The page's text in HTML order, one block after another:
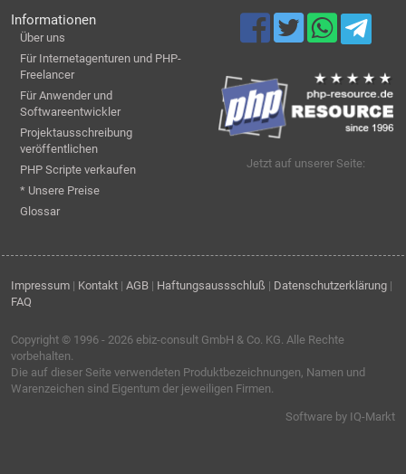
Informationen
Über uns
Für Internetagenturen und PHP-
Freelancer
Für Anwender und
Softwareentwickler
Projektausschreibung
veröffentlichen
PHP Scripte verkaufen
* Unsere Preise
Glossar
Jetzt auf unserer Seite:
Impressum | Kontakt | AGB | Haftungsaussschluß | Datenschutzerklärung |
FAQ
Copyright © 1996 - 2026 ebiz-consult GmbH & Co. KG. Alle Rechte
vorbehalten.
Die auf dieser Seite verwendeten Produktbezeichnungen, Namen und
Warenzeichen sind Eigentum der jeweiligen Firmen.
Software by IQ-Markt